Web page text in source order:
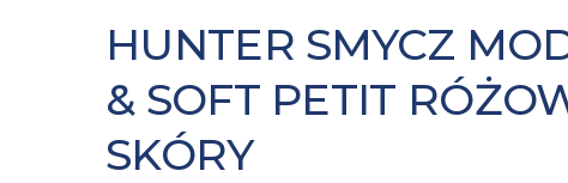
HUNTER SMYCZ
& SOFT PETIT
SKÓRY